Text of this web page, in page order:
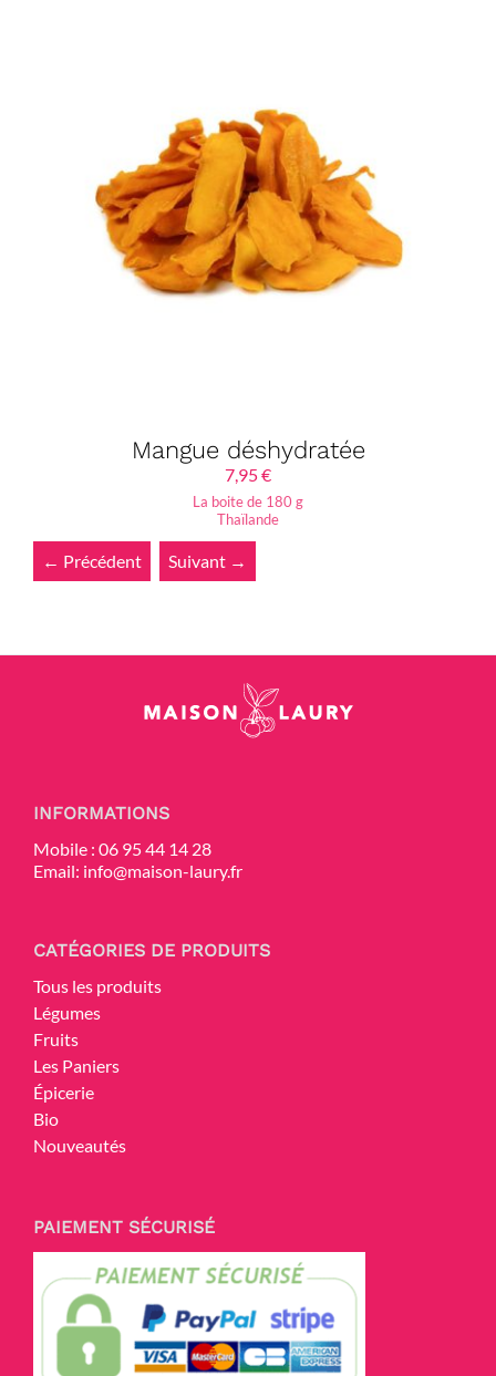
Mangue déshydratée
7,95€
La boite de 180 g
Thaïlande
← Précédent Suivant →
INFORMATIONS
Mobile : 06 95 44 14 28
Email: info@maison-laury.fr
CATÉGORIES DE PRODUITS
Tous les produits
Légumes
Fruits
Les Paniers
Épicerie
Bio
Nouveautés
PAIEMENT SÉCURISÉ